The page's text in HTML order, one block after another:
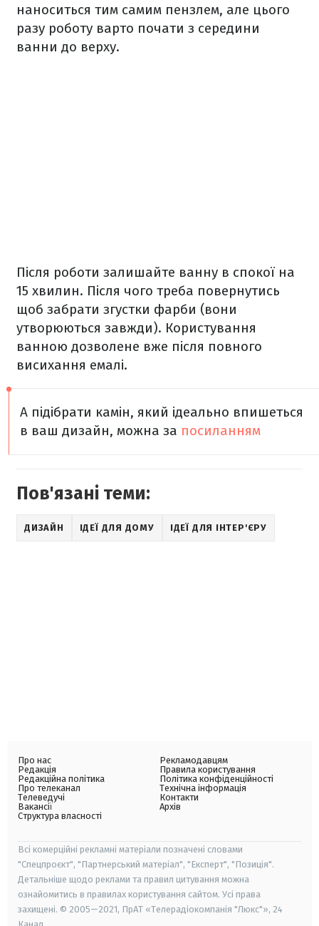
наноситься тим самим пензлем, але цього
разу роботу варто почати з середини
ванни до верху.
Після роботи залишайте ванну в спокої на
15 хвилин. Після чого треба повернутись
щоб забрати згустки фарби (вони
утворюються завжди). Користування
ванною дозволене вже після повного
висихання емалі.
А підібрати камін, який ідеально впишеться
в ваш дизайн, можна за посиланням
Пов'язані теми:
ДИЗАЙН ІДЕЇ ДЛЯ ДОМУ ІДЕЇ ДЛЯ ІНТЕР'ЄРУ
Про нас
Редакція
Редакційна політика
Про телеканал
Телеведучі
Вакансії
Структура власності
Рекламодавцям
Правила користування
Політика конфіденційності
Технічна інформація
Контакти
Архів
Всі комерційні рекламні матеріали позначені словами
"Спецпроєкт", "Партнерський матеріал", "Експерт", "Позиція".
Детальніше щодо реклами та правил цитування можна
ознайомитись в правилах користування сайтом. Усі права
захищені. © 2005—2021, ПрАТ «Телерадіокомпанія "Люкс"», 24